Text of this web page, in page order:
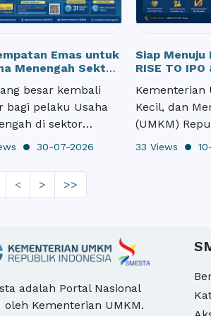
Emas untuk
Menengah Sektor
besar kembali
bagi pelaku Usaha
di sektor
untuk
internasional.
Usaha Mikro,
membuka
bagi pelaku
pada
Jakarta
30-07-2026
Siap Menuju
RISE TO
Dibuka
Kementerian
Kecil, dan
(UMKM)
Indonesia
Indonesia
(IDClear),
serta
strategis
33 Views
< > >>
adalah Portal Nasional
oleh Kementerian UMKM.